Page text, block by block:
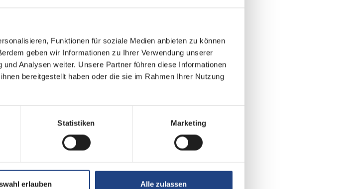
Funktionen für soziale Medien anbieten zu können
geben wir Informationen zu Ihrer Verwendung unserer
Analysen weiter. Unsere Partner führen diese Informationen
bereitgestellt haben oder die sie im Rahmen Ihrer Nutzung
Statistiken Marketing
erlauben Alle zulassen
grün